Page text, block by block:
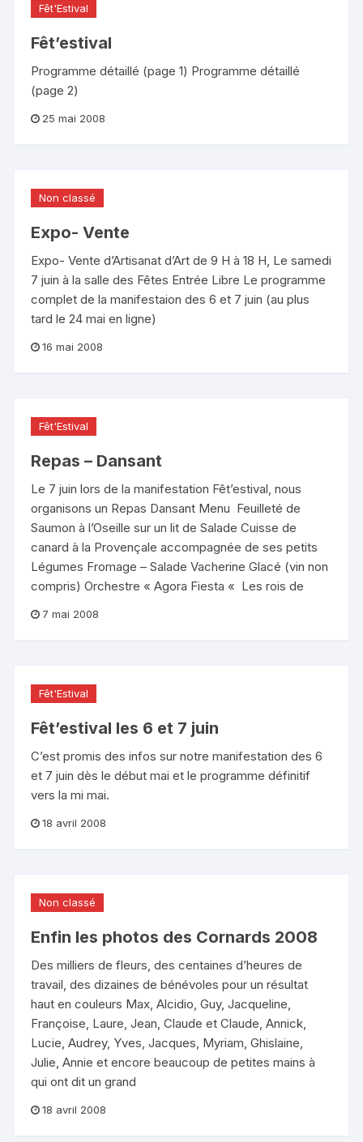
Fêt'Estival
Fêt’estival
Programme détaillé (page 1) Programme détaillé
(page 2)
25 mai 2008
Non classé
Expo- Vente
Expo- Vente d’Artisanat d’Art de 9 H à 18 H, Le samedi
7 juin à la salle des Fêtes Entrée Libre Le programme
complet de la manifestaion des 6 et 7 juin (au plus
tard le 24 mai en ligne)
16 mai 2008
Fêt'Estival
Repas – Dansant
Le 7 juin lors de la manifestation Fêt’estival, nous
organisons un Repas Dansant Menu Feuilleté de
Saumon à l’Oseille sur un lit de Salade Cuisse de
canard à la Provençale accompagnée de ses petits
Légumes Fromage – Salade Vacherine Glacé (vin non
compris) Orchestre « Agora Fiesta « Les rois de
7 mai 2008
Fêt'Estival
Fêt’estival les 6 et 7 juin
C’est promis des infos sur notre manifestation des 6
et 7 juin dès le début mai et le programme définitif
vers la mi mai.
18 avril 2008
Non classé
Enfin les photos des Cornards 2008
Des milliers de fleurs, des centaines d’heures de
travail, des dizaines de bénévoles pour un résultat
haut en couleurs Max, Alcidio, Guy, Jacqueline,
Françoise, Laure, Jean, Claude et Claude, Annick,
Lucie, Audrey, Yves, Jacques, Myriam, Ghislaine,
Julie, Annie et encore beaucoup de petites mains à
qui ont dit un grand
18 avril 2008